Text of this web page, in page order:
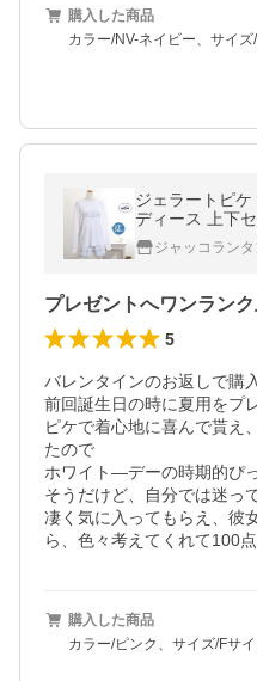
購入した商品
カラー/NV-ネイビー、サイズ
ジェラートピ
ディース 上下
袖 ルームウェ
m ジャッコラン
プレゼントへワンラン
5
バレンタインのお返しで購入
前回誕生日の時に夏用をプ
ピケで着心地に喜んで貰え
たので
ホワイト―デーの時期的ぴ
そうだけど、自分では迷っ
凄く気に入ってもらえ、彼
ら、色々考えてくれて100
購入した商品
カラー/ピンク、サイズ/Fサ